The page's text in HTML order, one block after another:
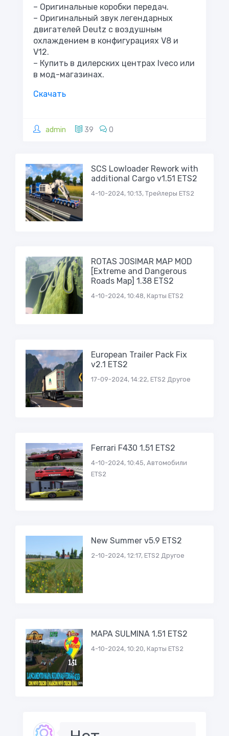
– Оригинальные коробки передач.
– Оригинальный звук легендарных
двигателей Deutz с воздушным
охлаждением в конфигурациях V8 и
V12.
– Купить в дилерских центрах Iveco или
в мод-магазинах.
Скачать
admin 39 0
SCS Lowloader Rework with
additional Cargo v1.51 ETS2
4-10-2024, 10:13, Трейлеры ETS2
ROTAS JOSIMAR MAP MOD
[Extreme and Dangerous
Roads Map] 1.38 ETS2
4-10-2024, 10:48, Карты ETS2
European Trailer Pack Fix
v2.1 ETS2
17-09-2024, 14:22, ETS2 Другое
Ferrari F430 1.51 ETS2
4-10-2024, 10:45, Автомобили
ETS2
New Summer v5.9 ETS2
2-10-2024, 12:17, ETS2 Другое
MAPA SULMINA 1.51 ETS2
4-10-2024, 10:20, Карты ETS2